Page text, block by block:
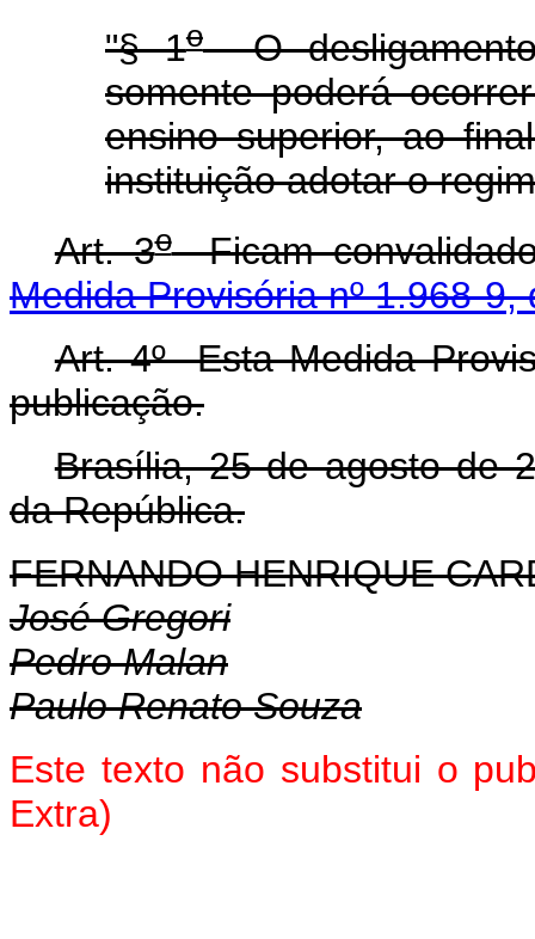
"§ 1oO desligamento
somente poderá
ensino superior, ao
instituição adotar o
Art. 3oFicam
Medida Provisória nº 1.968-
Art. 4º Esta Medida
publicação.
Brasília, 25 de agosto de
da República.
FERNANDO HENRIQUE
José Gregori
Pedro Malan
Paulo Renato Souza
Este texto não substitui o
Extra)